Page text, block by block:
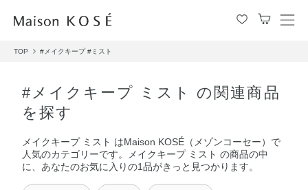
メ
TOP #メイクキープ #ミスト
#メイクキープ ミスト の関連商品
を探す
メイクキープ ミスト はMaison KOSÉ（メゾンコーセー）で
人気のカテゴリーです。メイクキープ ミスト の商品の中
に、あなたのお気に入りの1品がきっと見つかります。